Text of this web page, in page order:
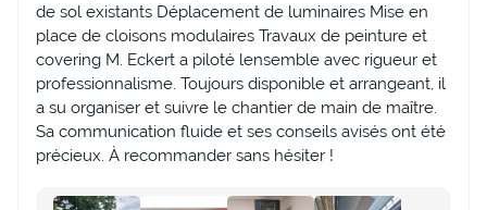
de sol existants Déplacement de luminaires Mise en
place de cloisons modulaires Travaux de peinture et
covering M. Eckert a piloté lensemble avec rigueur et
professionnalisme. Toujours disponible et arrangeant, il
a su organiser et suivre le chantier de main de maître.
Sa communication fluide et ses conseils avisés ont été
précieux. À recommander sans hésiter !